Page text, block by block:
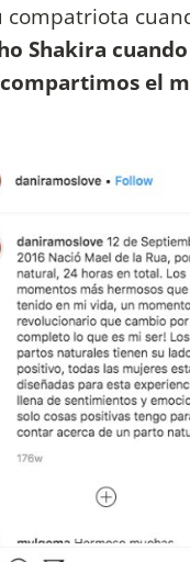
compatriota
Shakira
el